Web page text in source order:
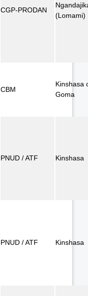
CGP-PRODAN
(Lomami)
CBM
Kinshasa
Goma
PNUD / ATF Kinshasa
PNUD / ATF Kinshasa